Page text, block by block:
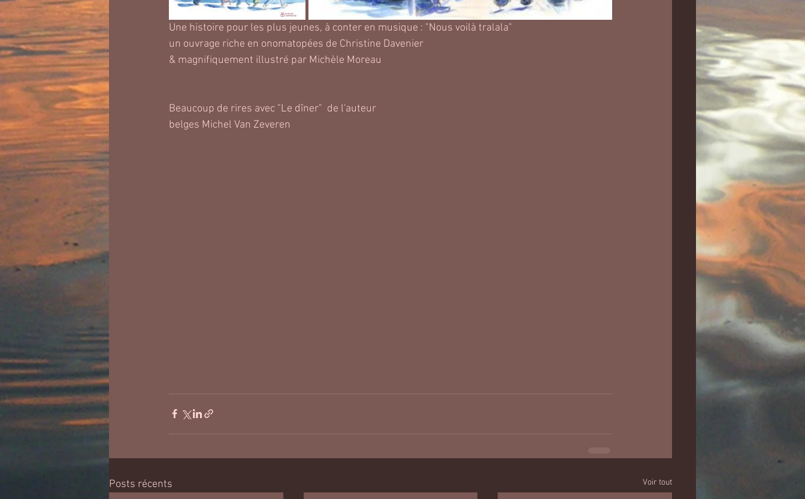
Une histoire pour les plus jeunes, à conter en musique : "Nous voilà tralala"
un ouvrage riche en onomatopées de Christine Davenier
& magnifiquement illustré par Michèle Moreau
Beaucoup de rires avec "Le dîner"  de l'auteur
belges Michel Van Zeveren
Posts récents Voir tout